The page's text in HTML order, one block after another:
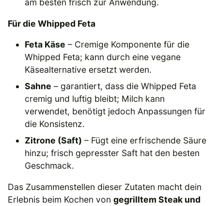
am besten frisch zur Anwendung.
Für die Whipped Feta
Feta Käse – Cremige Komponente für die
Whipped Feta; kann durch eine vegane
Käsealternative ersetzt werden.
Sahne – garantiert, dass die Whipped Feta
cremig und luftig bleibt; Milch kann
verwendet, benötigt jedoch Anpassungen für
die Konsistenz.
Zitrone (Saft) – Fügt eine erfrischende Säure
hinzu; frisch gepresster Saft hat den besten
Geschmack.
Das Zusammenstellen dieser Zutaten macht dein
Erlebnis beim Kochen von gegrilltem Steak und